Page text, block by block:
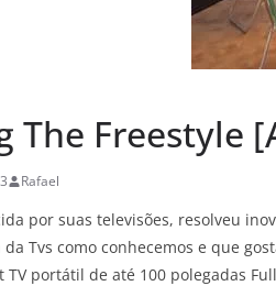
The Freestyle
Rafael
por suas televisões, resolveu
da Tvs como conhecemos e que
portátil de até 100 polegadas